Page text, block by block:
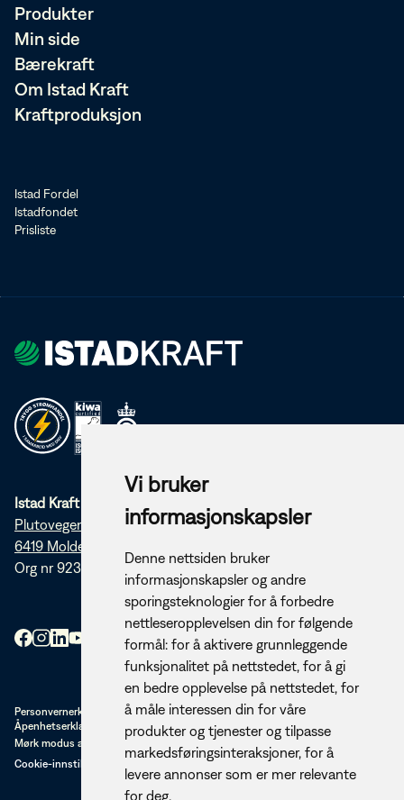
Vi bruker
informasjonskapsler
Denne nettsiden bruker
informasjonskapsler og andre
sporingsteknologier for å forbedre
nettleseropplevelsen din for følgende
formål: for å aktivere grunnleggende
funksjonalitet på nettstedet, for å gi
en bedre opplevelse på nettstedet, for
å måle interessen din for våre
produkter og tjenester og tilpasse
markedsføringsinteraksjoner, for å
levere annonser som er mer relevante
for deg.
Produkter
Min side
Bærekraft
Om Istad Kraft
Kraftproduksjon
Istad Fordel
Istadfondet
Prisliste
Istad Kraft AS
Plutovegen 5
6419 Molde
Org nr 923 253 920
Personvernerklæring
Åpenhetserklæring (PDF)
Mørk modus av/på
Cookie-innstillinger